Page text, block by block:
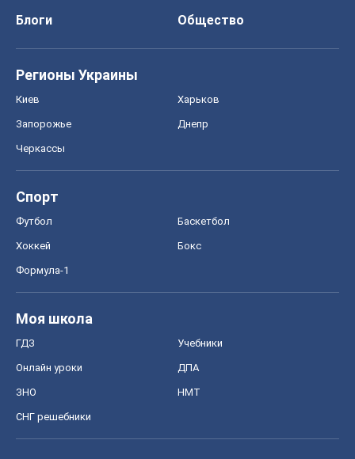
Блоги
Общество
Регионы Украины
Киев Харьков
Запорожье Днепр
Черкассы
Спорт
Футбол Баскетбол
Хоккей Бокс
Формула-1
Моя школа
ГДЗ Учебники
Онлайн уроки ДПА
ЗНО НМТ
СНГ решебники